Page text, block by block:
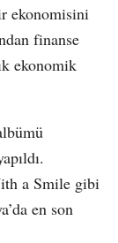
ekonomisini
finanse
ekonomik
a Smile gibi
en son